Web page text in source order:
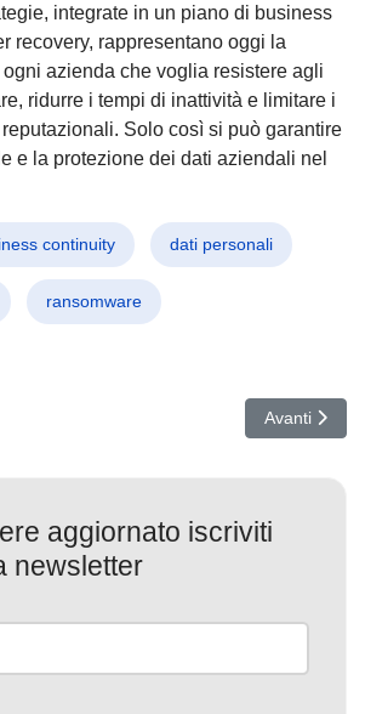
integrate in un piano di business
recovery, rappresentano oggi la
azienda che voglia resistere agli
ridurre i tempi di inattività e limitare i
Solo così si può garantire
e la protezione dei dati aziendali nel
continuity dati personali
ransomware
MarsSnake: La nuova arma cinese contro
Articolo
Avanti
aggiornato iscriviti
newsletter